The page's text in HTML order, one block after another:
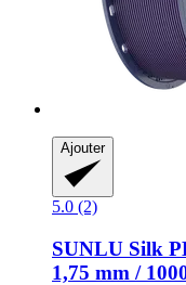
Ajouter
5.0 (2)
SUNLU Silk
1,75 mm /